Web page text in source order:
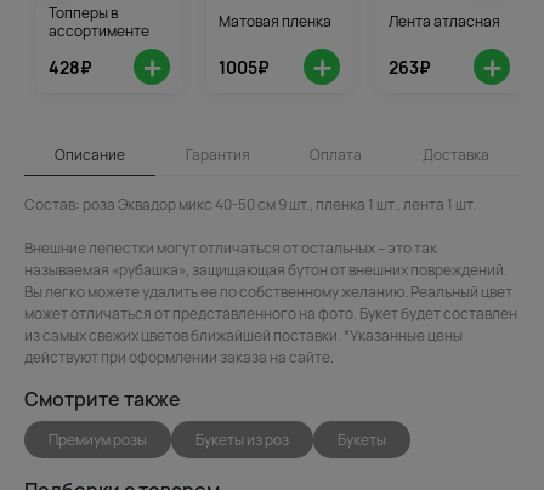
Топперы в
ассортименте
428₽ +
Матовая пленка
1005₽ +
Лента атласная
263₽ +
Описание Гарантия Оплата Доставка
Состав: роза Эквадор микс 40-50 см 9 шт., пленка 1 шт., лента 1 шт.
Внешние лепестки могут отличаться от остальных – это так
называемая «рубашка», защищающая бутон от внешних повреждений.
Вы легко можете удалить ее по собственному желанию. Реальный цвет
может отличаться от представленного на фото. Букет будет составлен
из самых свежих цветов ближайшей поставки. *Указанные цены
действуют при оформлении заказа на сайте.
Смотрите также
Премиум розы Букеты из роз Букеты